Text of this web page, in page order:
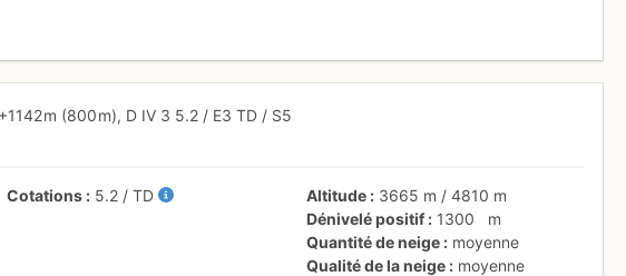
+1142 m (800 m), D IV 3 5.2 / E3TD / S5
Cotations 5.2 /TD Altitude 3665 m / 4810 m
Dénivelé positif
1300
m
Quantité de neige
moyenne
Qualité de la neige
moyenne